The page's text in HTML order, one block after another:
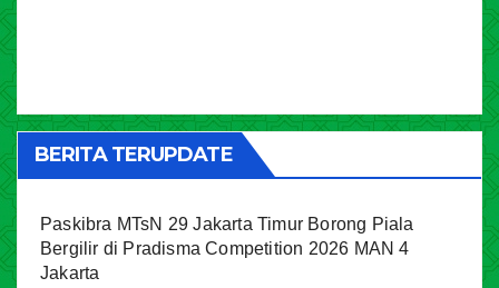
BERITA TERUPDATE
Paskibra MTsN 29 Jakarta Timur Borong Piala
Bergilir di Pradisma Competition 2026 MAN 4
Jakarta